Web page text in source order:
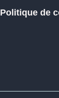
Politique de